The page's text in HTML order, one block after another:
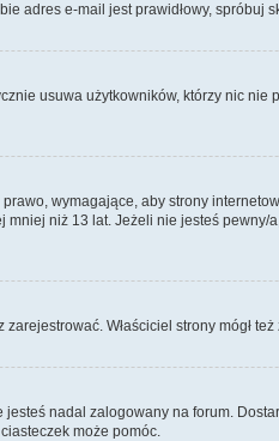
adres e-mail jest prawidłowy, spróbuj
usuwa użytkowników, którzy nic
wymagające, aby strony
niż 13 lat. Jeżeli nie jesteś
Właściciel strony mógł
nadal zalogowany na forum.
może pomóc.